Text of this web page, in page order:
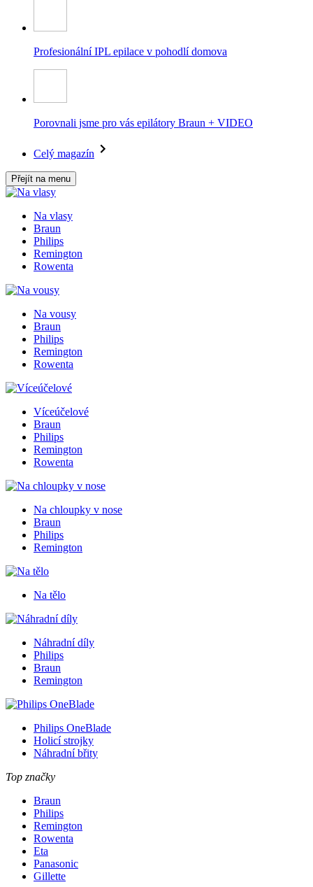
Profesionální IPL epilace v pohodlí domova
Porovnali jsme pro vás epilátory Braun + VIDEO
Celý magazín
Přejít na menu
Na vlasy
Braun
Philips
Remington
Rowenta
Na vousy
Braun
Philips
Remington
Rowenta
Víceúčelové
Braun
Philips
Remington
Rowenta
Na chloupky v nose
Braun
Philips
Remington
Na tělo
Náhradní díly
Philips
Braun
Remington
Philips OneBlade
Holicí strojky
Náhradní břity
Top značky
Braun
Philips
Remington
Rowenta
Eta
Panasonic
Gillette